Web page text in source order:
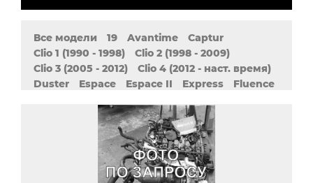
Все модели 19 Avantime
Captur
Clio 1 (1990 - 1998)
Clio 2 (1998 - 2009)
Clio 3 (2005 - 2012)
Clio 4 (2012 - наст. время)
Duster
Espace Espace II Express
Fluence
Grand Scenic 3 (2009 - наст. Время)
Kangoo 1 (1997 - 2009)
Kangoo 2 (2007 - наст. Время)
Koleos
Laguna 1 (1993 - 2002)
Laguna 2 (2001 - 2007)
Laguna 3 (2007 - наст. Время)
Latitude